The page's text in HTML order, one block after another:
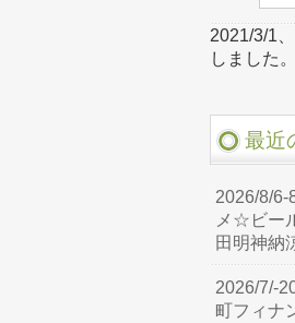
2021/3/1
しました。
最近
2026/8/6-
メ☆ビー
田明神納
2026/7/-
町フィナ